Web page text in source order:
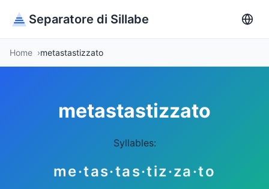
Separatore di Sillabe
Home metastastizzato
metastastizzato
Syllables:
me·tas·tas·tiz·za·to